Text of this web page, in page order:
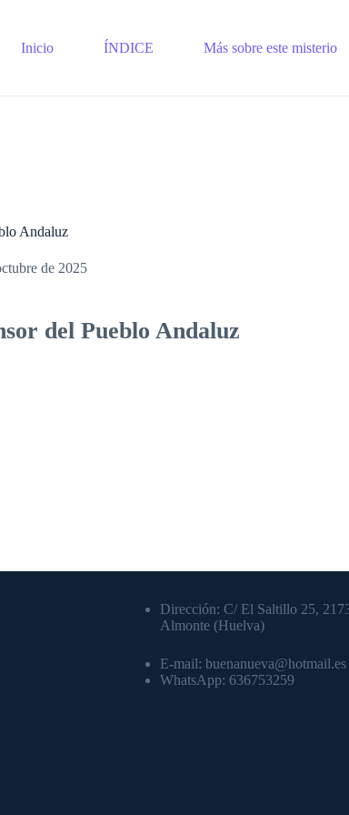
Inicio ÍNDICE Más sobre este misterio
Andaluz
de 2025
del Pueblo Andaluz
Dirección: C/ El Saltillo 25,
Almonte (Huelva)
E-mail: buenanueva@hotmail.es
WhatsApp: 636753259